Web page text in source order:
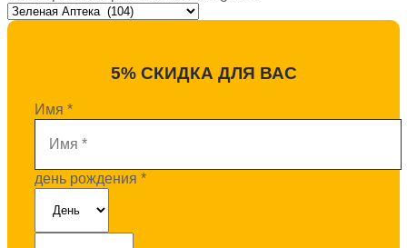
5% СКИДКА ДЛЯ ВАС
Имя *
день рождения *